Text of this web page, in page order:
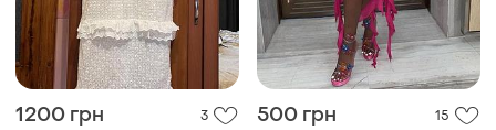
1200 грн 3 500 грн
15